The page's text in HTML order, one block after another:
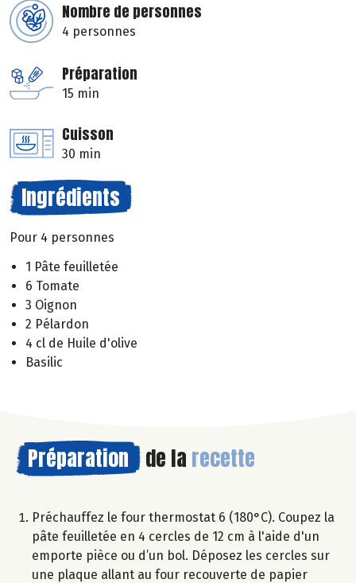
Nombre de personnes
4 personnes
Préparation
15 min
Cuisson
30 min
Ingrédients
Pour 4 personnes
1 Pâte feuilletée
6 Tomate
3 Oignon
2 Pélardon
4 cl de Huile d'olive
Basilic
Préparation de la recette
Préchauffez le four thermostat 6 (180°C). Coupez la
pâte feuilletée en 4 cercles de 12 cm à l'aide d'un
emporte pièce ou d’un bol. Déposez les cercles sur
une plaque allant au four recouverte de papier